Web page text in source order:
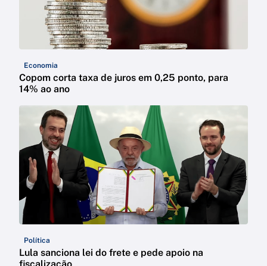
Economia
Copom corta taxa de juros em 0,25 ponto, para
14% ao ano
Política
Lula sanciona lei do frete e pede apoio na